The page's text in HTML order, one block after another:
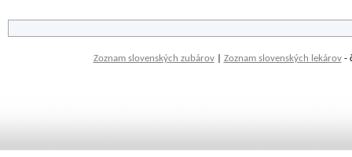
Zoznam slovenských zubárov| Zoznam slovenských lekárov-